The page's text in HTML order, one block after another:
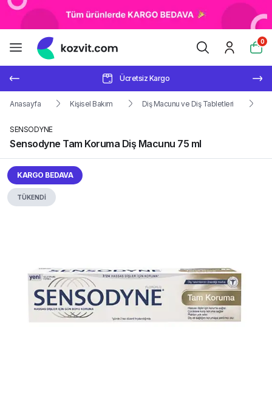
0
Ücretsiz Kargo
Anasayfa Kişisel Bakım Diş Macunu ve Diş Tabletleri
SENSODYNE
Sensodyne Tam Koruma Diş Macunu 75 ml
KARGO BEDAVA
TÜKENDİ